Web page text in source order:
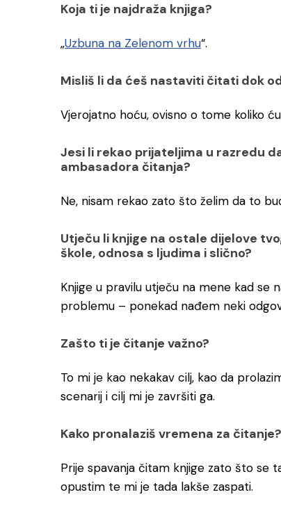
Koja ti je najdraža knjiga?
„Uzbuna na Zelenom vrhu“.
Misliš li da ćeš nastaviti čitati dok
Vjerojatno hoću, ovisno o tome koliko
Jesi li rekao prijateljima u razredu
ambasadora čitanja?
Ne, nisam rekao zato što želim da to
Utječu li knjige na ostale dijelove
škole, odnosa s ljudima i slično?
Knjige u pravilu utječu na mene kad se
problemu – ponekad nađem neki
Zašto ti je čitanje važno?
To mi je kao nekakav cilj, kao da
scenarij i cilj mi je završiti ga.
Kako pronalaziš vremena za čitanje?
Prije spavanja čitam knjige zato što se
opustim te mi je tada lakše zaspati.